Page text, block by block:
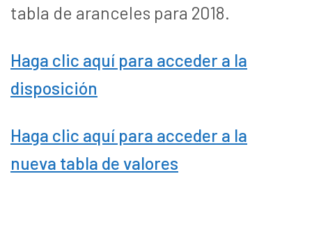
tabla de aranceles para 2018.
Haga clic aquí para acceder a la
disposición
Haga clic aquí para acceder a la
nueva tabla de valores